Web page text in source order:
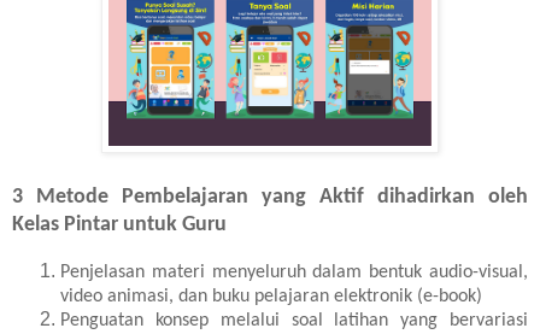
3 Metode Pembelajaran yang Aktif dihadirkan oleh
Kelas Pintar untuk Guru
Penjelasan materi menyeluruh dalam bentuk audio-visual,
video animasi, dan buku pelajaran elektronik (e-book)
Penguatan konsep melalui soal latihan yang bervariasi